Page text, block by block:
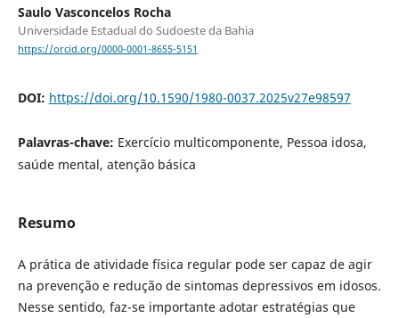
Saulo Vasconcelos Rocha
Universidade Estadual do Sudoeste da Bahia
https://orcid.org/0000-0001-8655-5151
DOI: https://doi.org/10.1590/1980-0037.2025v27e98597
Palavras-chave: Exercício multicomponente, Pessoa idosa,
saúde mental, atenção básica
Resumo
A prática de atividade física regular pode ser capaz de agir
na prevenção e redução de sintomas depressivos em idosos.
Nesse sentido, faz-se importante adotar estratégias que